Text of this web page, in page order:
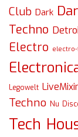
Club Dark
Techno
Electro
Legowelt
Techno Nu
Tech